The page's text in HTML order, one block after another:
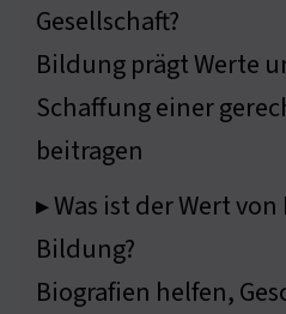
Gesellschaft?
Bildung prägt Werte
Schaffung einer
beitragen
▸ Was ist der Wert
Bildung?
Biografien helfen,